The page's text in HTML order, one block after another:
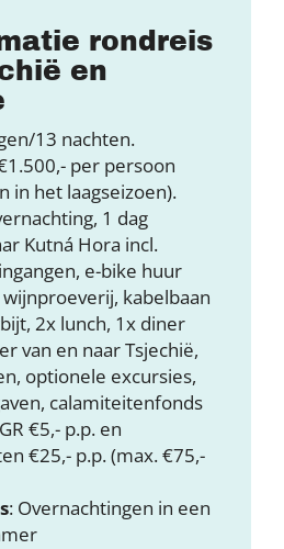
rondreis
en
13 nachten.
per persoon
in het laagseizoen).
1 dag
Kutná Hora incl.
e-bike huur
kabelbaan
2x lunch, 1x diner
van en naar Tsjechië,
optionele excursies,
calamiteitenfonds
€5,- p.p. en
€25,- p.p. (max. €75,-
: Overnachtingen in een